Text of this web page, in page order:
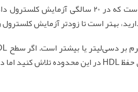
به پیشنهاد انجمن قلب آمریکا، بهتر است که
بهتر است تا زودتر آزمایش